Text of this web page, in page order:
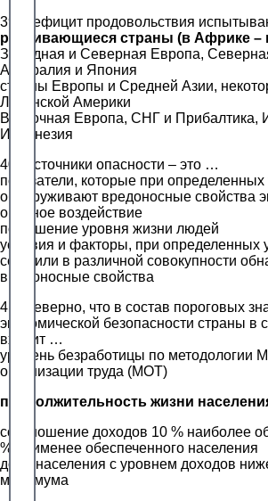
39. Дефицит продовольствия
развивающиеся страны (в Африке
Западная и Северная Европа,
Австралия и Япония
страны Европы и Средней Азии,
Латинской Америки
Восточная Европа, СНГ и Прибалтика,
Индонезия
40. Источники опасности – это …
показатели, которые при определенных
обнаруживают вредоносные свойства
опасное воздействие
повышение уровня жизни людей
условия и факторы, при определенных
себе или в различной совокупности
вредоносные свойства
41. Неверно, что в состав пороговых
экономической безопасности страны в
входит …
уровень безработицы по методологии
организации труда (МОТ)
продолжительность жизни
соотношение доходов 10 % наиболее
% наименее обеспеченного населения
доля населения с уровнем доходов
минимума